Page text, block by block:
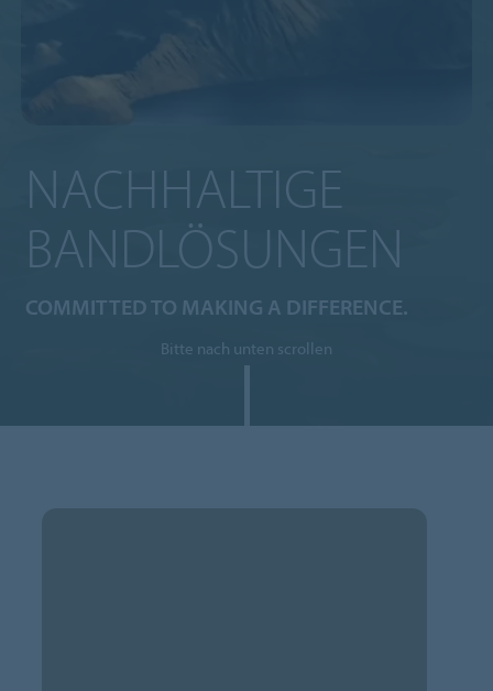
NACHHALTIGE
BANDLÖSUNGEN
COMMITTED TO MAKING A DIFFERENCE.
Bitte nach unten scrollen